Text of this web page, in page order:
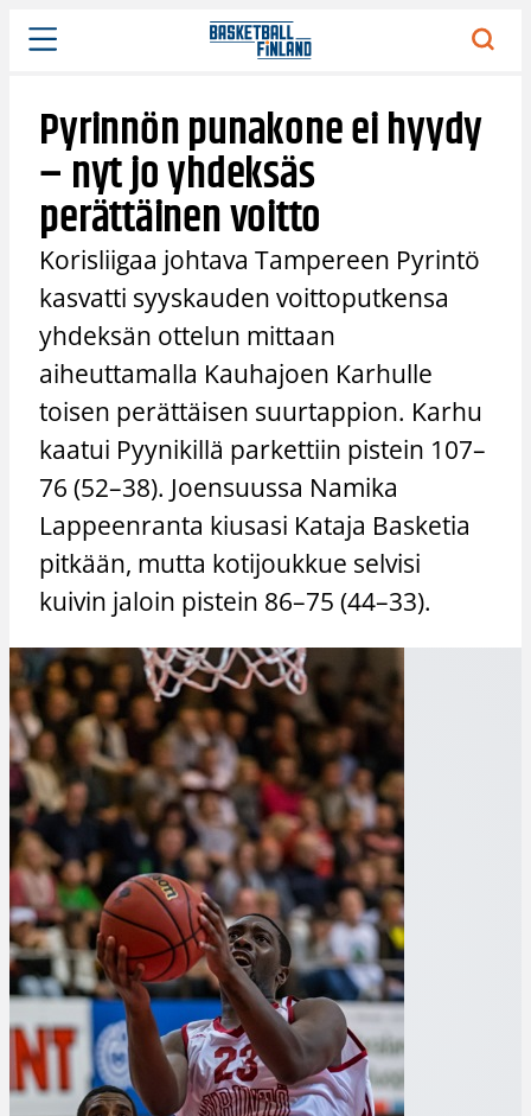
Siirry
sisältöön
Pyrinnön punakone ei hyydy
– nyt jo yhdeksäs
perättäinen voitto
Korisliigaa johtava Tampereen Pyrintö
kasvatti syyskauden voittoputkensa
yhdeksän ottelun mittaan
aiheuttamalla Kauhajoen Karhulle
toisen perättäisen suurtappion. Karhu
kaatui Pyynikillä parkettiin pistein 107–
76 (52–38). Joensuussa Namika
Lappeenranta kiusasi Kataja Basketia
pitkään, mutta kotijoukkue selvisi
kuivin jaloin pistein 86–75 (44–33).